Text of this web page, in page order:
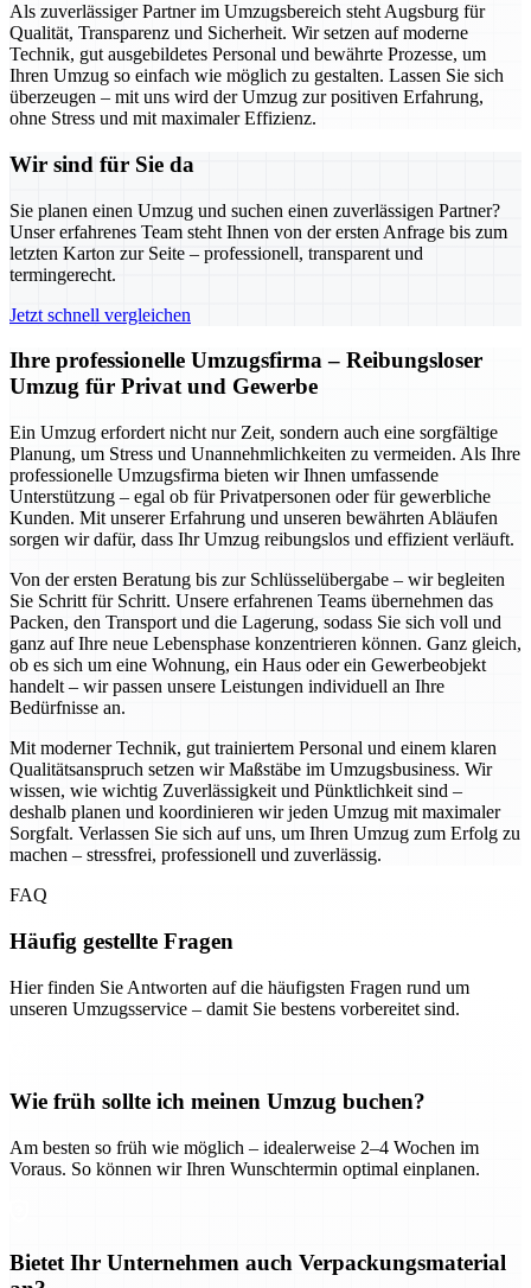
Als zuverlässiger Partner im Umzugsbereich steht Augsburg für
Qualität, Transparenz und Sicherheit. Wir setzen auf moderne
Technik, gut ausgebildetes Personal und bewährte Prozesse, um
Ihren Umzug so einfach wie möglich zu gestalten. Lassen Sie sich
überzeugen – mit uns wird der Umzug zur positiven Erfahrung,
ohne Stress und mit maximaler Effizienz.
Wir sind für Sie da
Sie planen einen Umzug und suchen einen zuverlässigen Partner?
Unser erfahrenes Team steht Ihnen von der ersten Anfrage bis zum
letzten Karton zur Seite – professionell, transparent und
termingerecht.
Jetzt schnell vergleichen
Ihre professionelle Umzugsfirma – Reibungsloser
Umzug für Privat und Gewerbe
Ein Umzug erfordert nicht nur Zeit, sondern auch eine sorgfältige
Planung, um Stress und Unannehmlichkeiten zu vermeiden. Als Ihre
professionelle Umzugsfirma bieten wir Ihnen umfassende
Unterstützung – egal ob für Privatpersonen oder für gewerbliche
Kunden. Mit unserer Erfahrung und unseren bewährten Abläufen
sorgen wir dafür, dass Ihr Umzug reibungslos und effizient verläuft.
Von der ersten Beratung bis zur Schlüsselübergabe – wir begleiten
Sie Schritt für Schritt. Unsere erfahrenen Teams übernehmen das
Packen, den Transport und die Lagerung, sodass Sie sich voll und
ganz auf Ihre neue Lebensphase konzentrieren können. Ganz gleich,
ob es sich um eine Wohnung, ein Haus oder ein Gewerbeobjekt
handelt – wir passen unsere Leistungen individuell an Ihre
Bedürfnisse an.
Mit moderner Technik, gut trainiertem Personal und einem klaren
Qualitätsanspruch setzen wir Maßstäbe im Umzugsbusiness. Wir
wissen, wie wichtig Zuverlässigkeit und Pünktlichkeit sind –
deshalb planen und koordinieren wir jeden Umzug mit maximaler
Sorgfalt. Verlassen Sie sich auf uns, um Ihren Umzug zum Erfolg zu
machen – stressfrei, professionell und zuverlässig.
FAQ
Häufig gestellte Fragen
Hier finden Sie Antworten auf die häufigsten Fragen rund um
unseren Umzugsservice – damit Sie bestens vorbereitet sind.
Wie früh sollte ich meinen Umzug buchen?
Am besten so früh wie möglich – idealerweise 2–4 Wochen im
Voraus. So können wir Ihren Wunschtermin optimal einplanen.
Bietet Ihr Unternehmen auch Verpackungsmaterial